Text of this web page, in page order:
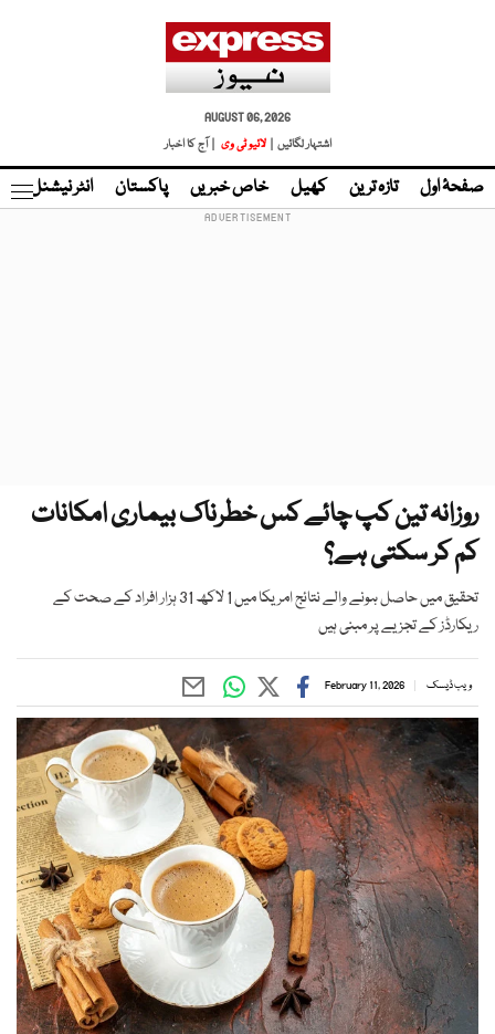
AUGUST 06, 2026
اشتہار لگائیں |
لائیو ٹی وی | آج کا اخبار
صفحۂ اول تازہ ترین کھیل خاص خبریں پاکستان انٹر نیشنل
روزانہ تین کپ چائے کس خطرناک بیماری امکانات
کم کر سکتی ہے؟
تحقیق میں حاصل ہونے والے نتائج امریکا میں 1 لاکھ 31 ہزار افراد کے صحت کے
ریکارڈز کے تجزیے پر مبنی ہیں
ویب ڈیسک February 11, 2026